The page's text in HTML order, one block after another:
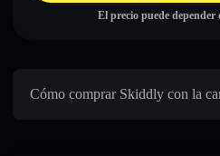
El precio puede depender
Cómo comprar Skiddly con la